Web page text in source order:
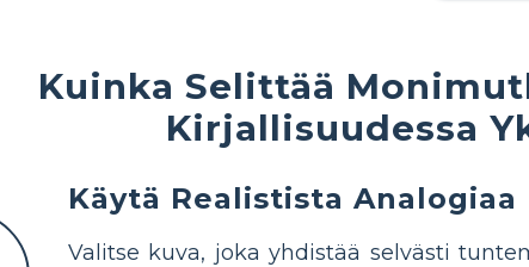
Kuinka Selittää
Kirjallisuudessa
Käytä Realistista Analogiaa
Valitse kuva, joka yhdistää selvästi